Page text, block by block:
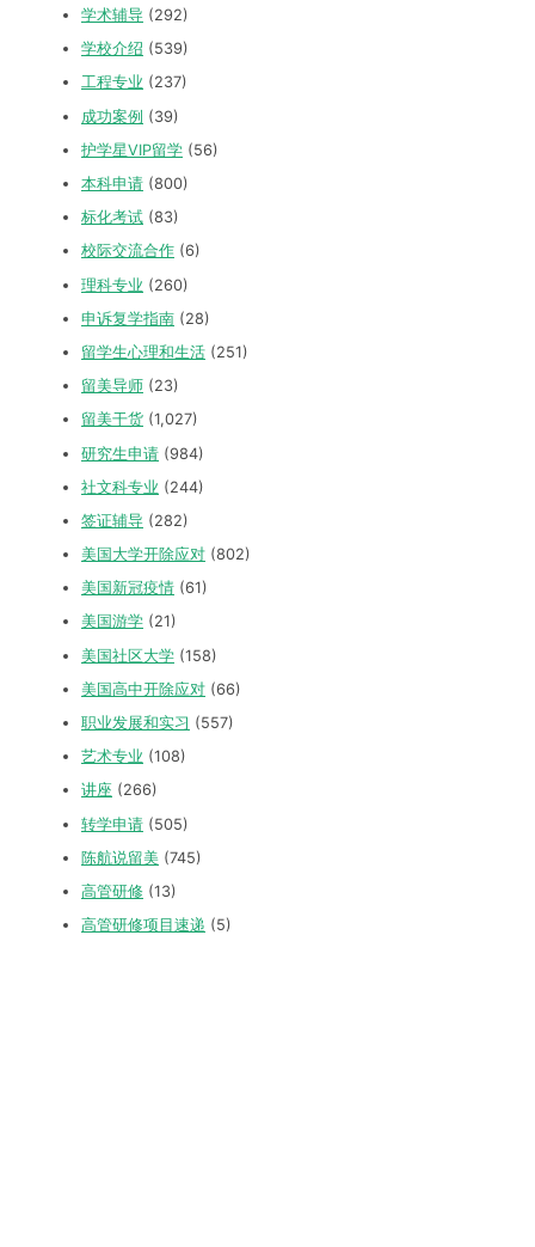
学术辅导 (292)
学校介绍 (539)
工程专业 (237)
成功案例 (39)
护学星VIP留学 (56)
本科申请 (800)
标化考试 (83)
校际交流合作 (6)
理科专业 (260)
申诉复学指南 (28)
留学生心理和生活 (251)
留美导师 (23)
留美干货 (1,027)
研究生申请 (984)
社文科专业 (244)
签证辅导 (282)
美国大学开除应对 (802)
美国新冠疫情 (61)
美国游学 (21)
美国社区大学 (158)
美国高中开除应对 (66)
职业发展和实习 (557)
艺术专业 (108)
讲座 (266)
转学申请 (505)
陈航说留美 (745)
高管研修 (13)
高管研修项目速递 (5)